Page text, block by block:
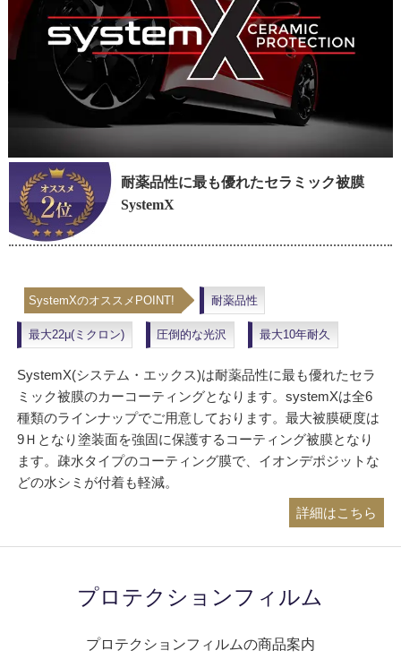
耐薬品性に最も優れたセラミック被膜
SystemX
SystemXのオススメPOINT! 耐薬品性
最大22μ(ミクロン) 圧倒的な光沢 最大10年耐久
SystemX(システム・エックス)は耐薬品性に最も優れたセラ
ミック被膜のカーコーティングとなります。systemXは全6
種類のラインナップでご用意しております。最大被膜硬度は
9Ｈとなり塗装面を強固に保護するコーティング被膜となり
ます。疎水タイプのコーティング膜で、イオンデポジットな
どの水シミが付着も軽減。
詳細はこちら
プロテクションフィルム
プロテクションフィルムの商品案内